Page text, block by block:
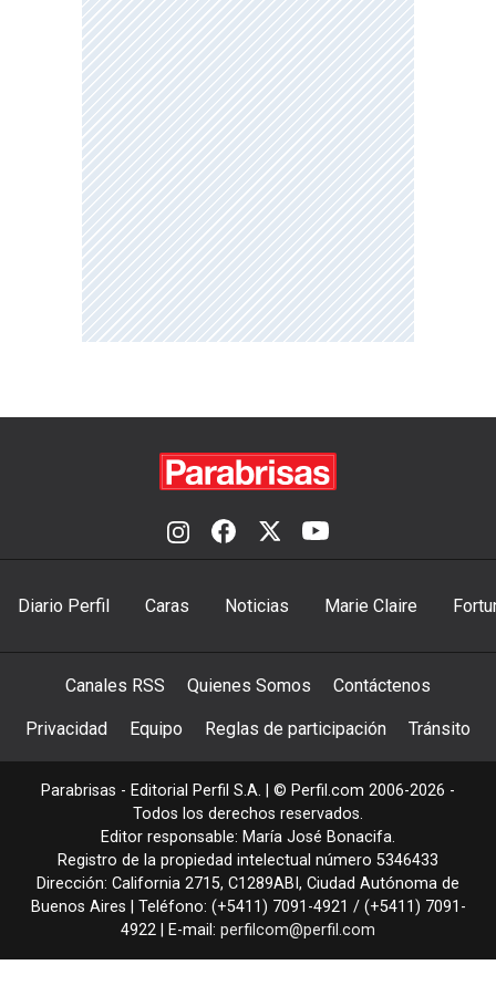
Diario Perfil Caras Noticias Marie Claire
Canales RSS Quienes Somos Contáctenos
Privacidad Equipo Reglas de participación Tránsito
Parabrisas - Editorial Perfil S.A. | © Perfil.com 2006-2026 -
Todos los derechos reservados.
Editor responsable: María José Bonacifa.
Registro de la propiedad intelectual número 5346433
Dirección: California 2715, C1289ABI , Ciudad Autónoma de
Buenos Aires | Teléfono: (+5411) 7091-4921 / (+5411) 7091-
4922 | E-mail: perfilcom@perfil.com